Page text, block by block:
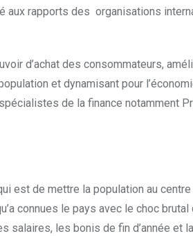
aux rapports des organisations
d’achat des consommateurs,
et dynamisant pour
de la finance notamment
est de mettre la population au
connues le pays avec le choc brutal
salaires, les bonis de fin d’année et